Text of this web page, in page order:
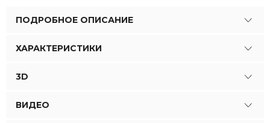
ПОДРОБНОЕ ОПИСАНИЕ
ХАРАКТЕРИСТИКИ
3D
ВИДЕО